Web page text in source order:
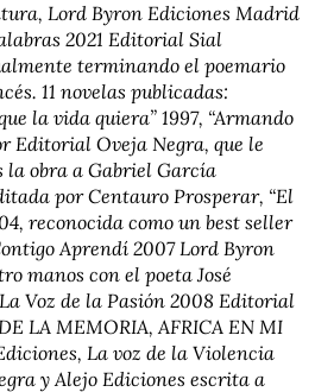
Lord Byron Ediciones Madrid
2021 Editorial Sial
terminando el poemario
11 novelas publicadas:
la vida quiera” 1997, “Armando
Editorial Oveja Negra, que le
la obra a Gabriel García
por Centauro Prosperar, “El
reconocida como un best seller
Aprendí 2007 Lord Byron
manos con el poeta José
Voz de la Pasión 2008 Editorial
LA MEMORIA, AFRICA EN MI
La voz de la Violencia
y Alejo Ediciones escrita a